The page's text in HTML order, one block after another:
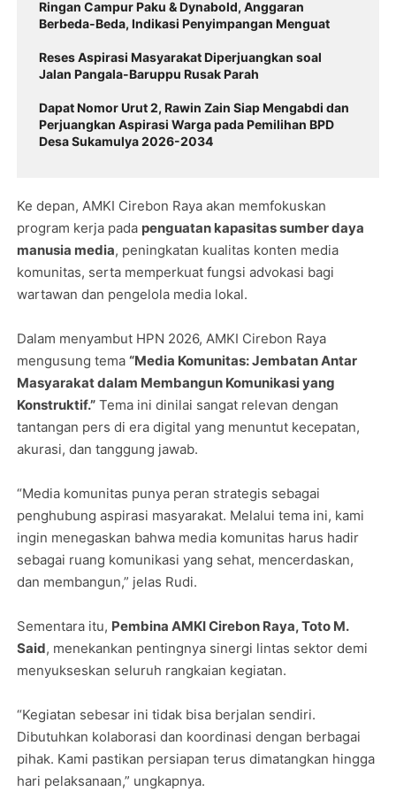
Ringan Campur Paku & Dynabold, Anggaran
Berbeda-Beda, Indikasi Penyimpangan Menguat
Reses Aspirasi Masyarakat Diperjuangkan soal
Jalan Pangala-Baruppu Rusak Parah
Dapat Nomor Urut 2, Rawin Zain Siap Mengabdi dan
Perjuangkan Aspirasi Warga pada Pemilihan BPD
Desa Sukamulya 2026-2034
Ke depan, AMKI Cirebon Raya akan memfokuskan
program kerja pada penguatan kapasitas sumber daya
manusia media, peningkatan kualitas konten media
komunitas, serta memperkuat fungsi advokasi bagi
wartawan dan pengelola media lokal.
Dalam menyambut HPN 2026, AMKI Cirebon Raya
mengusung tema“Media Komunitas: Jembatan Antar
Masyarakat dalam Membangun Komunikasi yang
Konstruktif.” Tema ini dinilai sangat relevan dengan
tantangan pers di era digital yang menuntut kecepatan,
akurasi, dan tanggung jawab.
“Media komunitas punya peran strategis sebagai
penghubung aspirasi masyarakat. Melalui tema ini, kami
ingin menegaskan bahwa media komunitas harus hadir
sebagai ruang komunikasi yang sehat, mencerdaskan,
dan membangun,” jelas Rudi.
Sementara itu, Pembina AMKI Cirebon Raya, Toto M.
Said, menekankan pentingnya sinergi lintas sektor demi
menyukseskan seluruh rangkaian kegiatan.
“Kegiatan sebesar ini tidak bisa berjalan sendiri.
Dibutuhkan kolaborasi dan koordinasi dengan berbagai
pihak. Kami pastikan persiapan terus dimatangkan hingga
hari pelaksanaan,” ungkapnya.